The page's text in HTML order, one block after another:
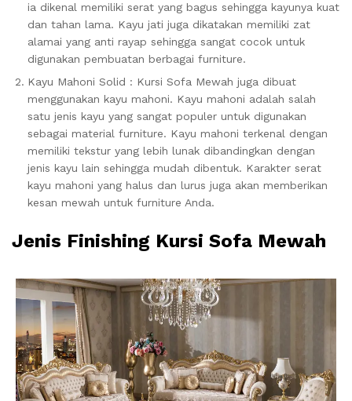
ia dikenal memiliki serat yang bagus sehingga kayunya kuat
dan tahan lama. Kayu jati juga dikatakan memiliki zat
alamai yang anti rayap sehingga sangat cocok untuk
digunakan pembuatan berbagai furniture.
Kayu Mahoni Solid : Kursi Sofa Mewah juga dibuat
menggunakan kayu mahoni. Kayu mahoni adalah salah
satu jenis kayu yang sangat populer untuk digunakan
sebagai material furniture. Kayu mahoni terkenal dengan
memiliki tekstur yang lebih lunak dibandingkan dengan
jenis kayu lain sehingga mudah dibentuk. Karakter serat
kayu mahoni yang halus dan lurus juga akan memberikan
kesan mewah untuk furniture Anda.
Jenis Finishing Kursi Sofa Mewah